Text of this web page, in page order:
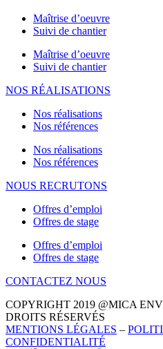
Maîtrise d’oeuvre
Suivi de chantier
Maîtrise d’oeuvre
Suivi de chantier
NOS RÉALISATIONS
Nos réalisations
Nos références
Nos réalisations
Nos références
NOUS RECRUTONS
Offres d’emploi
Offres de stage
Offres d’emploi
Offres de stage
CONTACTEZ NOUS
COPYRIGHT 2019 @MICA
DROITS RÉSERVÉS
MENTIONS LÉGALES –
CONFIDENTIALITÉ